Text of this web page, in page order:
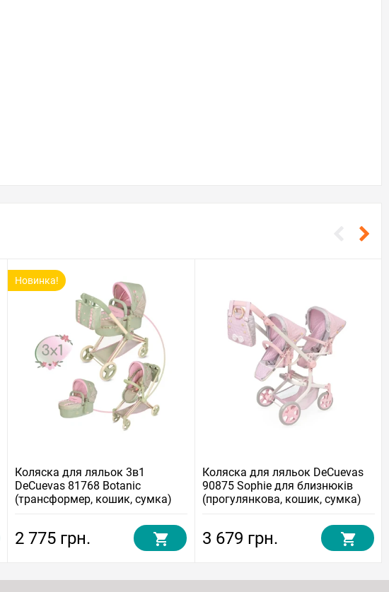
Новинка!
Коляска для ляльок 3в1
DeCuevas 81768 Botanic
(трансформер, кошик, сумка)
2 775 грн.
Коляска для ляльок DeCuevas
90875 Sophie для близнюків
(прогулянкова, кошик, сумка)
3 679 грн.